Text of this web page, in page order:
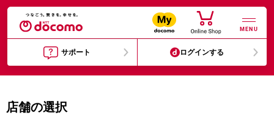
MENU
サポート ログインする
店舗の選択